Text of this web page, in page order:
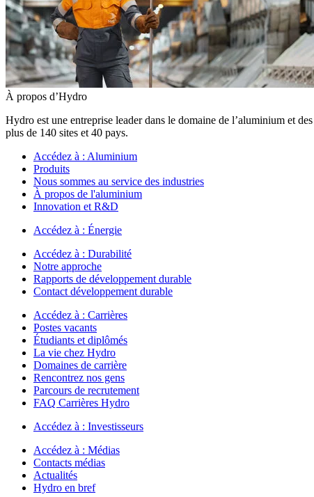
À propos d’Hydro
Hydro est une entreprise leader dans le domaine de l’aluminium et
plus de 140 sites et 40 pays.
Accédez à : Aluminium
Produits
Nous sommes au service des industries
À propos de l'aluminium
Innovation et R&D
Accédez à : Énergie
Accédez à : Durabilité
Notre approche
Rapports de développement durable
Contact développement durable
Accédez à : Carrières
Postes vacants
Étudiants et diplômés
La vie chez Hydro
Domaines de carrière
Rencontrez nos gens
Parcours de recrutement
FAQ Carrières Hydro
Accédez à : Investisseurs
Accédez à : Médias
Contacts médias
Actualités
Hydro en bref